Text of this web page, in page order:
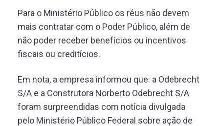
Para o Ministério Público os réus não devem
mais contratar com o Poder Público, além de
não poder receber benefícios ou incentivos
fiscais ou creditícios.
Em nota, a empresa informou que: a Odebrecht
S/A e a Construtora Norberto Odebrecht S/A
foram surpreendidas com notícia divulgada
pelo Ministério Público Federal sobre ação de